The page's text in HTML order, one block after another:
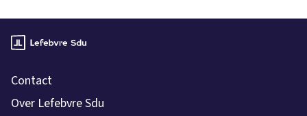
Contact
Over Lefebvre Sdu